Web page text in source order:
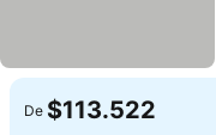
De $113.522